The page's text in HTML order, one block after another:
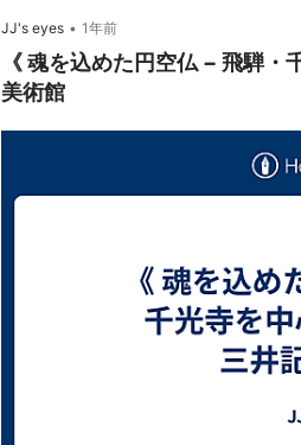
JJ's eyes • 1年前
《 魂を込めた円空仏 − 飛騨
美術館